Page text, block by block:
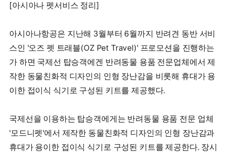
[아시아나 펫서비스 정리]
아시아나항공은 지난해 3월부터 6월까지 반려견 동반 서비
스인 '오즈 펫 트래블(OZ Pet Travel)' 프로모션을 진행하는
가 하면 국제선 탑승객에겐 반려동물 용품 전문업체에서 제
작한 동물친화적 디자인의 인형 장난감을 비롯해 휴대가 용
이한 접이식 식기로 구성된 키트를 제공했다.
국제선을 이용하는 탑승객에게는 반려동물 용품 전문 업체
'모드니펫'에서 제작한 동물친화적 디자인의 인형 장난감과
휴대가 용이한 접이식 식기로 구성된 키트를 제공한다. 장시